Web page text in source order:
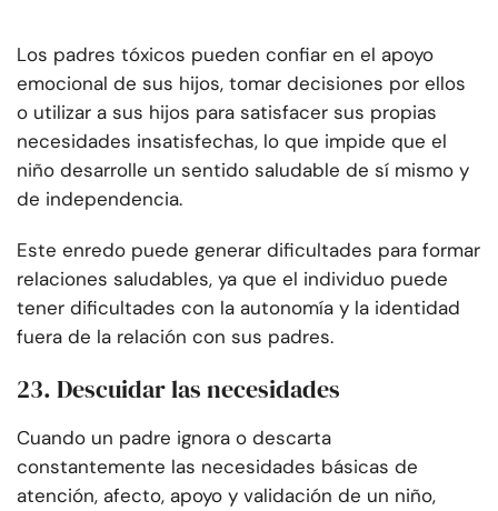
Los padres tóxicos pueden confiar en el apoyo
emocional de sus hijos, tomar decisiones por ellos
o utilizar a sus hijos para satisfacer sus propias
necesidades insatisfechas, lo que impide que el
niño desarrolle un sentido saludable de sí mismo y
de independencia.
Este enredo puede generar dificultades para formar
relaciones saludables, ya que el individuo puede
tener dificultades con la autonomía y la identidad
fuera de la relación con sus padres.
23. Descuidar las necesidades
Cuando un padre ignora o descarta
constantemente las necesidades básicas de
atención, afecto, apoyo y validación de un niño,